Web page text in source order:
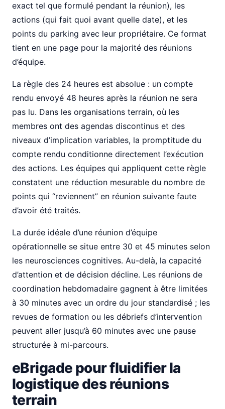
exact tel que formulé pendant la réunion), les
actions (qui fait quoi avant quelle date), et les
points du parking avec leur propriétaire. Ce format
tient en une page pour la majorité des réunions
d’équipe.
La règle des 24 heures est absolue : un compte
rendu envoyé 48 heures après la réunion ne sera
pas lu. Dans les organisations terrain, où les
membres ont des agendas discontinus et des
niveaux d’implication variables, la promptitude du
compte rendu conditionne directement l’exécution
des actions. Les équipes qui appliquent cette règle
constatent une réduction mesurable du nombre de
points qui “reviennent” en réunion suivante faute
d’avoir été traités.
La durée idéale d’une réunion d’équipe
opérationnelle se situe entre 30 et 45 minutes selon
les neurosciences cognitives. Au-delà, la capacité
d’attention et de décision décline. Les réunions de
coordination hebdomadaire gagnent à être limitées
à 30 minutes avec un ordre du jour standardisé ; les
revues de formation ou les débriefs d’intervention
peuvent aller jusqu’à 60 minutes avec une pause
structurée à mi-parcours.
eBrigade pour fluidifier la
logistique des réunions
terrain